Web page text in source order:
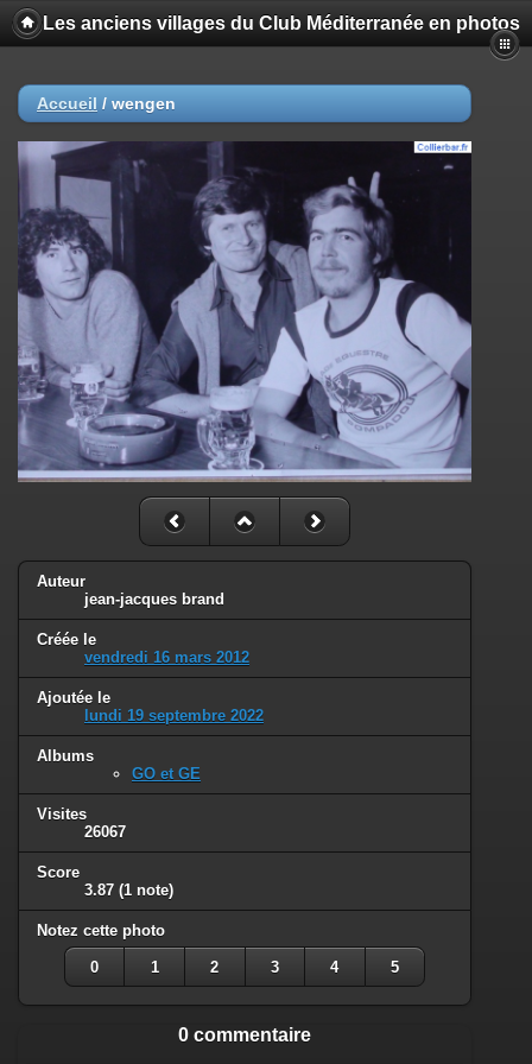
Les anciens villages du Club Méditerranée en photos
Accueil / wengen
Auteur
jean-jacques brand
Créée le
vendredi 16 mars 2012
Ajoutée le
lundi 19 septembre 2022
Albums
GO et GE
Visites
26067
Score
3.87 (1 note)
Notez cette photo
0 1 2 3 4 5
0 commentaire